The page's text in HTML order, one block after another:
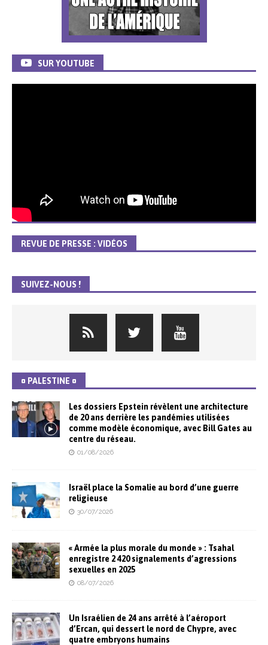
SUR YOUTUBE
REVUE DE PRESSE : VIDÉOS
SUIVEZ-NOUS !
¤ PALESTINE ¤
Les dossiers Epstein révèlent une architecture
de 20 ans derrière les pandémies utilisées
comme modèle économique, avec Bill Gates au
centre du réseau.
01/08/2026
Israël place la Somalie au bord d’une guerre
religieuse
30/07/2026
« Armée la plus morale du monde » : Tsahal
enregistre 2 420 signalements d’agressions
sexuelles en 2025
08/07/2026
Un Israélien de 24 ans arrêté à l’aéroport
d’Ercan, qui dessert le nord de Chypre, avec
quatre embryons humains